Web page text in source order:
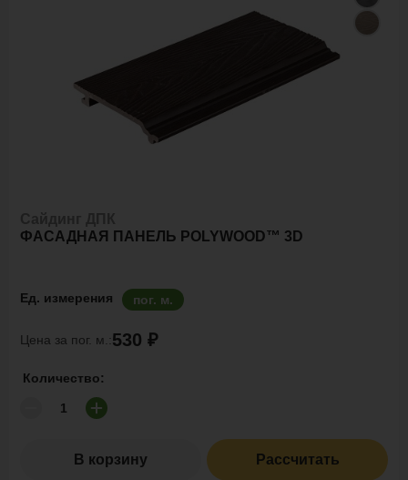
ФАСАДНАЯ ПАНЕЛЬ POLYWOOD™ 3D
Ед. измерения пог. м.
Цена за пог. м.:530 ₽
Количество:
В корзину Рассчитать